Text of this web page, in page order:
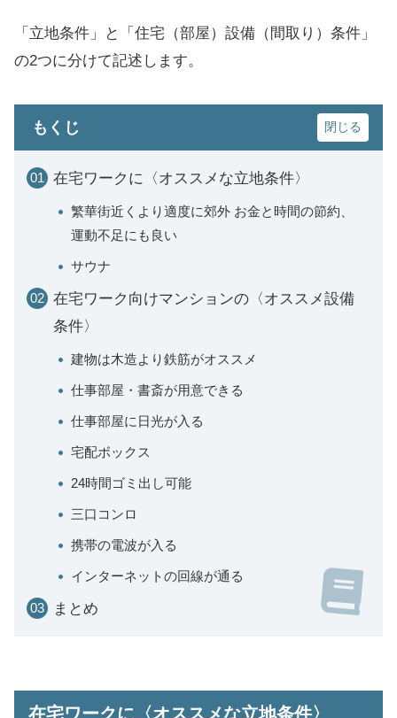
「立地条件」と「住宅（部屋）設備（間取り）条件」
の2つに分けて記述します。
もくじ
在宅ワークに〈オススメな立地条件〉
繁華街近くより適度に郊外 お金と時間の節約、
運動不足にも良い
サウナ
在宅ワーク向けマンションの〈オススメ設備
条件〉
建物は木造より鉄筋がオススメ
仕事部屋・書斎が用意できる
仕事部屋に日光が入る
宅配ボックス
24時間ゴミ出し可能
三口コンロ
携帯の電波が入る
インターネットの回線が通る
まとめ
在宅ワークに〈オススメな立地条件〉